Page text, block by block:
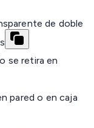
de doble
se retira en
pared o en caja